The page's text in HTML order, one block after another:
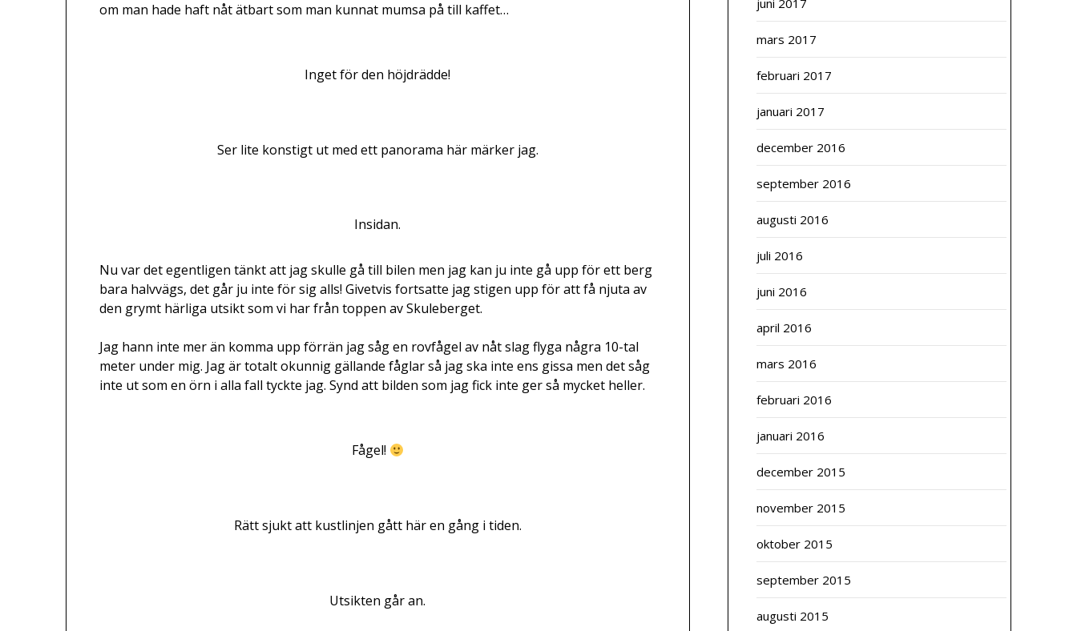
om man hade haft nåt ätbart som man kunnat mumsa på till kaffet…
Inget för den höjdrädde!
Ser lite konstigt ut med ett panorama här märker jag.
Insidan.
Nu var det egentligen tänkt att jag skulle gå till bilen men jag kan ju inte gå upp för ett berg
bara halvvägs, det går ju inte för sig alls! Givetvis fortsatte jag stigen upp för att få njuta av
den grymt härliga utsikt som vi har från toppen av Skuleberget.
Jag hann inte mer än komma upp förrän jag såg en rovfågel av nåt slag flyga några 10-tal
meter under mig. Jag är totalt okunnig gällande fåglar så jag ska inte ens gissa men det såg
inte ut som en örn i alla fall tyckte jag. Synd att bilden som jag fick inte ger så mycket heller.
Fågel!
Rätt sjukt att kustlinjen gått här en gång i tiden.
Utsikten går an.
juni 2017
mars 2017
februari 2017
januari 2017
december 2016
september 2016
augusti 2016
juli 2016
juni 2016
april 2016
mars 2016
februari 2016
januari 2016
december 2015
november 2015
oktober 2015
september 2015
augusti 2015